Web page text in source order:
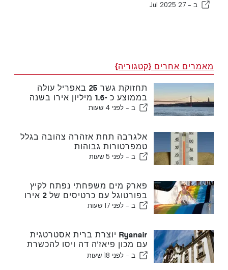
ב - 27 Jul 2025
מאמרים אחרים {קטגוריה}
תחזוקת גשר 25 באפריל עולה
בממוצע כ -1.6 מיליון אירו בשנה
ב - לפני 4 שעות
אלגרבה תחת אזהרה צהובה בגלל
טמפרטורות גבוהות
ב - לפני 5 שעות
פארק מים משפחתי נפתח לקיץ
בפורטוגל עם כרטיסים של 2 אירו
ב - לפני 17 שעות
Ryanair יוצרת ברית אסטרטגית
עם מכון פיאז'ה דה ויסו להכשרת
מגזר תעופה בפורטוגל
ב - לפני 18 שעות